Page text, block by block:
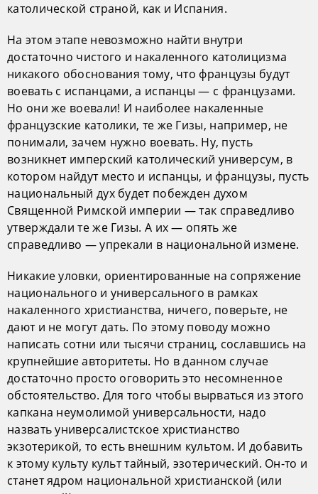
католической страной, как и Испания.
На этом этапе невозможно найти внутри
достаточно чистого и накаленного католицизма
никакого обоснования тому, что французы будут
воевать с испанцами, а испанцы — с французами.
Но они же воевали! И наиболее накаленные
французские католики, те же Гизы, например, не
понимали, зачем нужно воевать. Ну, пусть
возникнет имперский католический универсум, в
котором найдут место и испанцы, и французы, пусть
национальный дух будет побежден духом
Священной Римской империи — так справедливо
утверждали те же Гизы. А их — опять же
справедливо — упрекали в национальной измене.
Никакие уловки, ориентированные на сопряжение
национального и универсального в рамках
накаленного христианства, ничего, поверьте, не
дают и не могут дать. По этому поводу можно
написать сотни или тысячи страниц, сославшись на
крупнейшие авторитеты. Но в данном случае
достаточно просто оговорить это несомненное
обстоятельство. Для того чтобы вырваться из этого
капкана неумолимой универсальности, надо
назвать универсалистское христианство
экзотерикой, то есть внешним культом. И добавить
к этому культу культ тайный, эзотерический. Он-то и
станет ядром национальной христианской (или